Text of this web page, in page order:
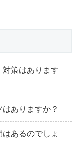
対策はあります
ありますか？
あるのでしょ